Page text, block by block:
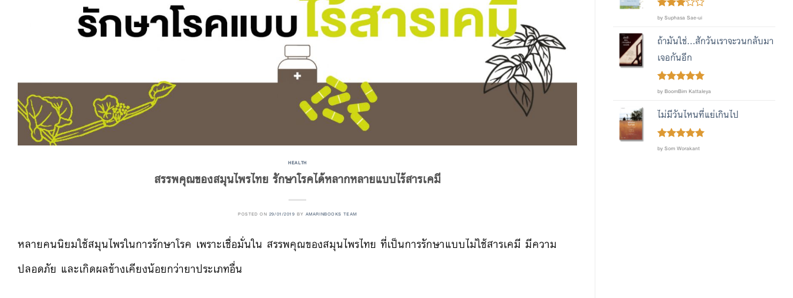
HEALTH
สรรพคุณของสมุนไพรไทย รักษาโรคได้หลากหลายแบบไร้สารเคมี
POSTED ON 29/01/2019 BY AMARINBOOKS TEAM
หลายคนนิยมใช้สมุนไพรในการรักษาโรค เพราะเชื่อมั่นใน สรรพคุณของสมุนไพรไทย ที่เป็นการรักษาแบบไม่ใช้สารเคมี มีความ
ปลอดภัย และเกิดผลข้างเคียงน้อยกว่ายาประเภทอื่น
Rated
of 5
by Suphasa Sae-ui
ถ้ามันใช่...สักวันเราจะวนกลับมา
เจอกันอีก
Rated5 out
by BoomBim Kattaleya
ไม่มีวันไหนที่แย่เกินไป
Rated5out
by Som Worakant